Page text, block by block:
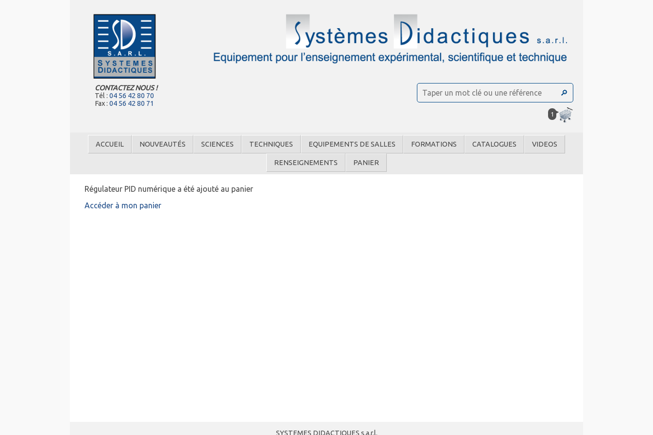
CONTACTEZ NOUS !
Tél : 04 56 42 80 70
Fax : 04 56 42 80 71
1
ACCUEIL NOUVEAUTÉS SCIENCES TECHNIQUES EQUIPEMENTS DE SALLES FORMATIONS CATALOGUES VIDEOS
RENSEIGNEMENTS PANIER
Régulateur PID numérique a été ajouté au panier
Accéder à mon panier
SYSTEMES DIDACTIQUES s.a.r.l.